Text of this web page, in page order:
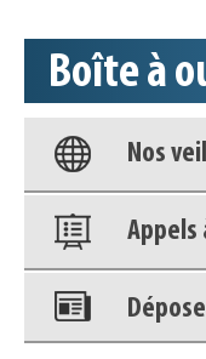
Boîte à
Base
Nos
Appels